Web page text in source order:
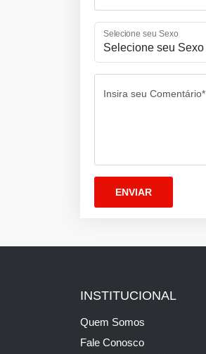
Selecione seu Sexo
Insira seu Comentário*
INSTITUCIONAL
Quem Somos
Fale Conosco